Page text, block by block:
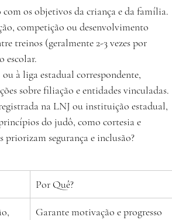
os objetivos da criança e da família.
competição ou desenvolvimento
treinos (geralmente 2-3 vezes por
escolar.
à liga estadual correspondente,
sobre filiação e entidades vinculadas.
na LNJ ou instituição estadual,
do judô, como cortesia e
segurança e inclusão?
Por Quê?
Garante motivação e progresso